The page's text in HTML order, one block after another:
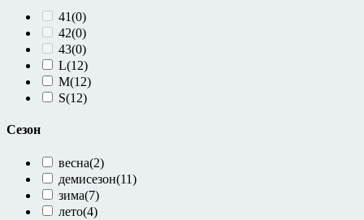
41(0)
42(0)
43(0)
L(12)
M(12)
S(12)
Сезон
весна(2)
демисезон(11)
зима(7)
лето(4)